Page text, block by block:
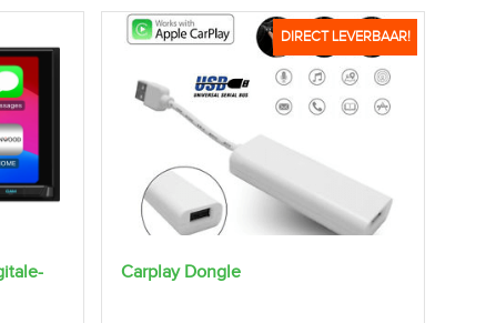
DIRECT LEVERBAAR!
Carplay Dongle